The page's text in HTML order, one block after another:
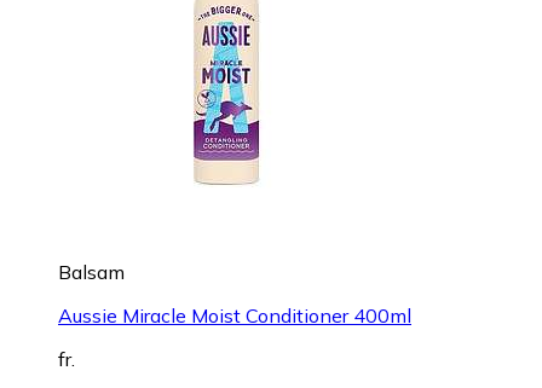
Balsam
Aussie Miracle Moist Conditioner 400ml
fr.